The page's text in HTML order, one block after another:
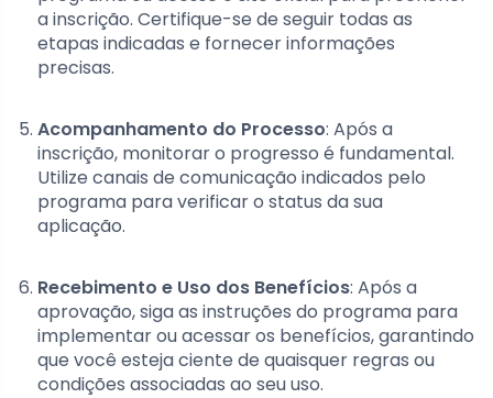
a inscrição. Certifique-se de seguir todas as
etapas indicadas e fornecer informações
precisas.
Acompanhamento do Processo: Após a
inscrição, monitorar o progresso é fundamental.
Utilize canais de comunicação indicados pelo
programa para verificar o status da sua
aplicação.
Recebimento e Uso dos Benefícios: Após a
aprovação, siga as instruções do programa para
implementar ou acessar os benefícios, garantindo
que você esteja ciente de quaisquer regras ou
condições associadas ao seu uso.